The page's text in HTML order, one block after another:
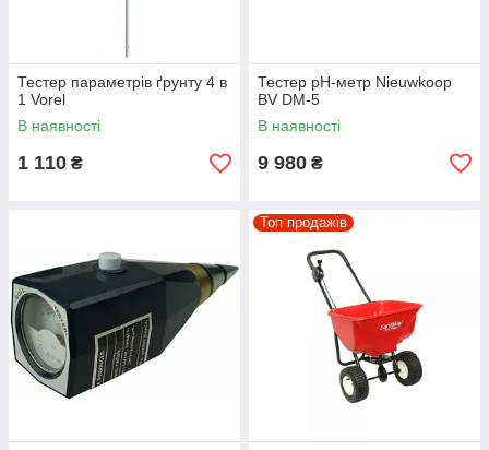
Тестер параметрів ґрунту 4 в
1 Vorel
В наявності
1 110 ₴
Тестер pH-метр Nieuwkoop
BV DM-5
В наявності
9 980 ₴
Топ продажів